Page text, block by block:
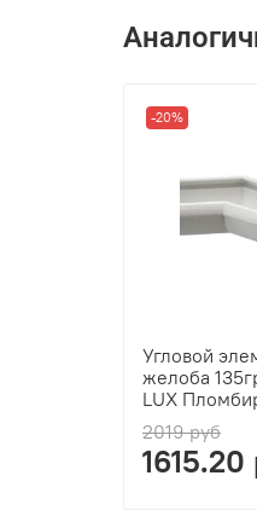
-20%
Угловой
желоба
LUX
2019 руб
1615.20